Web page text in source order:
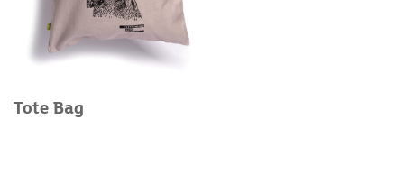
Tote Bag